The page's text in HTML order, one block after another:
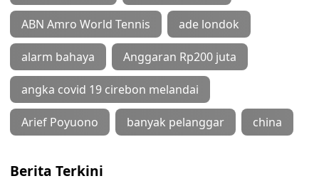
ABN Amro World Tennis ade londok
alarm bahaya Anggaran Rp200 juta
angka covid 19 cirebon melandai
Arief Poyuono banyak pelanggar china
Berita Terkini